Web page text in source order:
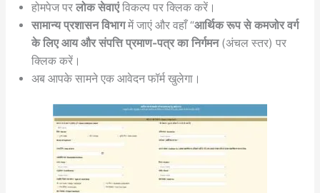
होमपेज पर लोक सेवाएंविकल्प पर क्लिक करें।
सामान्य प्रशासन विभागमें जाएं और वहाँ “आर्थिक रूप से कमजोर वर्ग
के लिए आय और संपत्ति प्रमाण-पत्र का निर्गमन(अंचल स्तर) पर
क्लिक करें।
अब आपके सामने एक आवेदन फॉर्म खुलेगा।